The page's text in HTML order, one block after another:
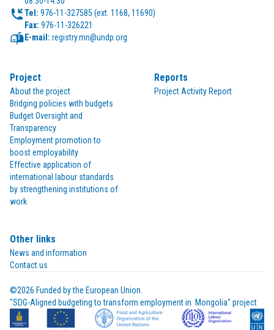
Tel:
Fax: 976-11-326221
E-mail: registry.mn@undp.org
Project
About the project
Bridging policies with budgets
Budget Oversight and
Transparency
Employment promotion to
boost employability
Effective application of
international labour standards
by strengthening institutions of
work
Reports
Project Activity Report
Other links
News and information
Contact us
©2026 Funded by the European Union.
"SDG-Aligned budgeting to transform employment in  Mongolia" project